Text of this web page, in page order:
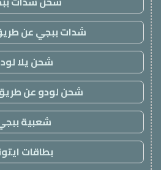
شدات ببجي عن
شحن يلا
شحن لودو عن
شعبية
بطاقات